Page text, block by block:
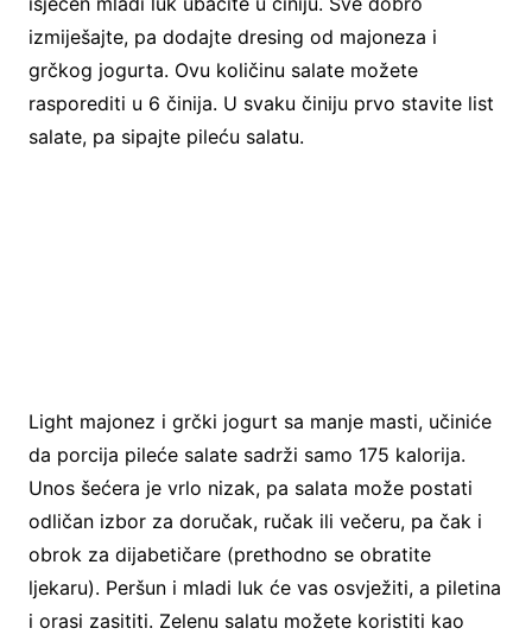
izmiješajte, pa dodajte dresing od majoneza i
grčkog jogurta. Ovu količinu salate možete
rasporediti u 6 činija. U svaku činiju prvo stavite list
salate, pa sipajte pileću salatu.
Light majonez i grčki jogurt sa manje masti, učiniće
da porcija pileće salate sadrži samo 175 kalorija.
Unos šećera je vrlo nizak, pa salata može postati
odličan izbor za doručak, ručak ili večeru, pa čak i
obrok za dijabetičare (prethodno se obratite
ljekaru). Peršun i mladi luk će vas osvježiti, a piletina
i orasi zasititi. Zelenu salatu možete koristiti kao